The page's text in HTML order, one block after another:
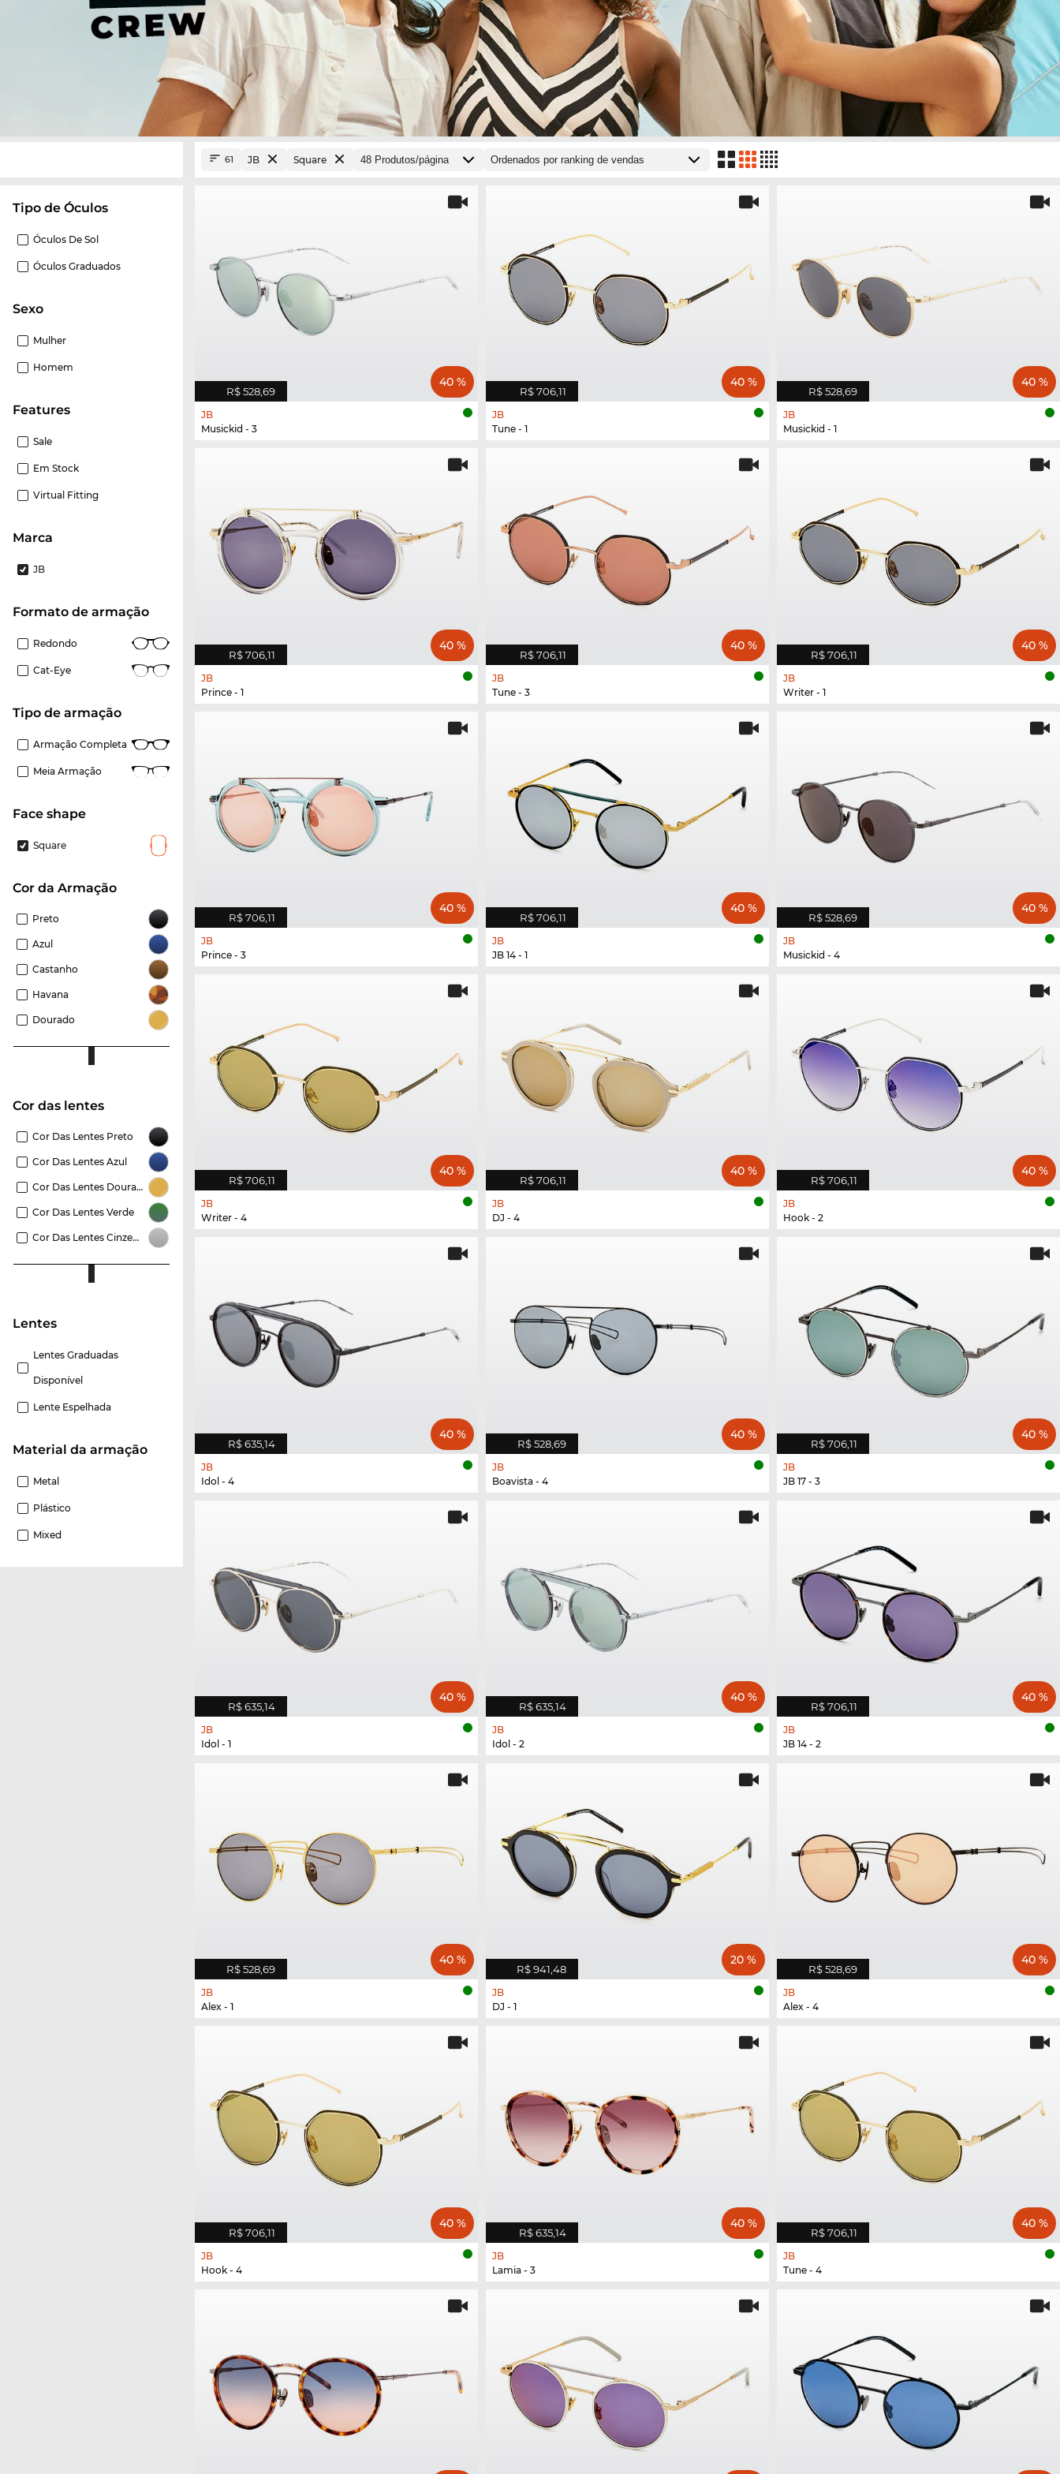
Tipo de Óculos
Óculos De Sol
Óculos Graduados
Sexo
Mulher
Homem
Features
Sale
Em Stock
Virtual Fitting
Marca
JB
Formato de armação
Redondo
Cat-Eye
Tipo de armação
Armação Completa
Meia Armação
Face shape
Square
Cor da Armação
Preto
Azul
Castanho
Havana
Dourado
Cor das lentes
Cor Das Lentes Preto
Cor Das Lentes Azul
Cor Das Lentes Dourado
Cor Das Lentes Verde
Cor Das Lentes Cinzento
Lentes
Lentes Graduadas
Disponível
Lente Espelhada
material da armação
Metal
Plástico
Mixed
61 JB Square
R$ 528,69
40 %
JB
Musickid - 3
R$ 706,11
40 %
JB
Tune - 1
R$ 528,69
40 %
JB
Musickid - 1
R$ 706,11
40 %
JB
Prince - 1
R$ 706,11
40 %
JB
Tune - 3
R$ 706,11
40 %
JB
Writer - 1
R$ 706,11
40 %
JB
Prince - 3
R$ 706,11
40 %
JB
JB 14 - 1
R$ 528,69
40 %
JB
Musickid - 4
R$ 706,11
40 %
JB
Writer - 4
R$ 706,11
40 %
JB
DJ - 4
R$ 706,11
40 %
JB
Hook - 2
R$ 635,14
40 %
JB
Idol - 4
R$ 528,69
40 %
JB
Boavista - 4
R$ 706,11
40 %
JB
JB 17 - 3
R$ 635,14
40 %
JB
Idol - 1
R$ 635,14
40 %
JB
Idol - 2
R$ 706,11
40 %
JB
JB 14 - 2
R$ 528,69
40 %
JB
Alex - 1
R$ 941,48
20 %
JB
DJ - 1
R$ 528,69
40 %
JB
Alex - 4
R$ 706,11
40 %
JB
Hook - 4
R$ 635,14
40 %
JB
Lamia - 3
R$ 706,11
40 %
JB
Tune - 4